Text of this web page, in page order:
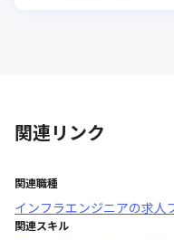
関連リンク
関連職種
インフラエンジニアの求人
関連スキル